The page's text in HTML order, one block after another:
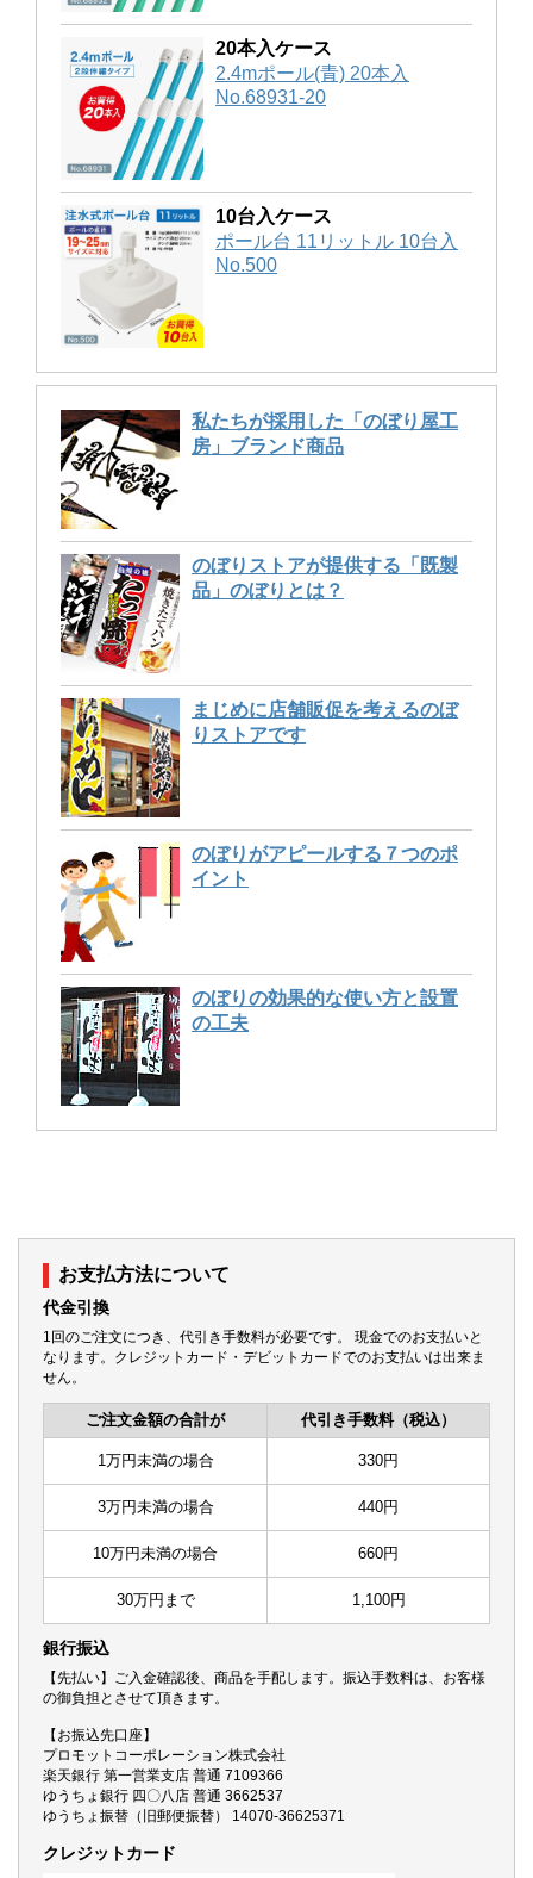
20本入ケース
2.4mポール(青) 20本入
No.68931-20
10台入ケース
ポール台 11リットル 10台入
No.500
私たちが採用した「のぼり屋工
房」ブランド商品
のぼりストアが提供する「既製
品」のぼりとは？
まじめに店舗販促を考えるのぼ
りストアです
のぼりがアピールする７つのポ
イント
のぼりの効果的な使い方と設置
の工夫
お支払方法について
代金引換
1回のご注文につき、代引き手数料が必要です。 現金でのお支払いと
なります。クレジットカード・デビットカードでのお支払いは出来ま
せん。
ご注文金額の合計が 代引き手数料（税込）
1万円未満の場合 330円
3万円未満の場合 440円
10万円未満の場合 660円
30万円まで 1,100円
銀行振込
【先払い】ご入金確認後、商品を手配します。振込手数料は、お客様
の御負担とさせて頂きます。
【お振込先口座】
プロモットコーポレーション株式会社
楽天銀行 第一営業支店 普通 7109366
ゆうちょ銀行 四〇八店 普通 3662537
ゆうちょ振替（旧郵便振替） 14070-36625371
クレジットカード